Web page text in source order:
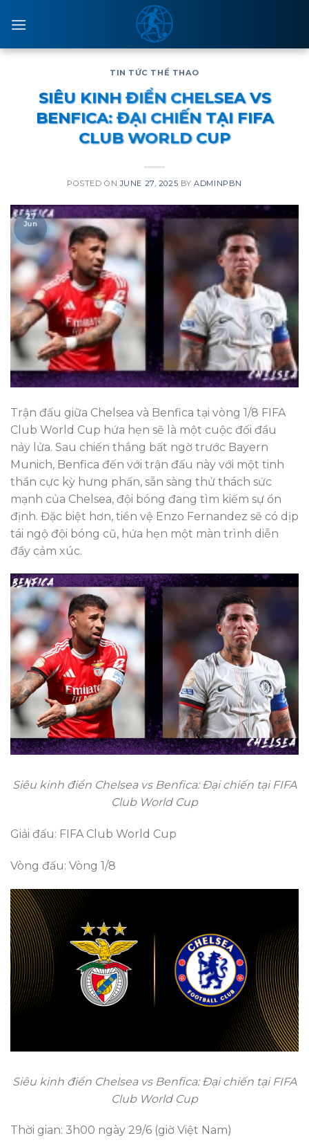
TIN TỨC THỂ THAO
SIÊU KINH ĐIỂN CHELSEA VS
BENFICA: ĐẠI CHIẾN TẠI FIFA
CLUB WORLD CUP
POSTED ONJUNE 27, 2025 BYADMINPBN
27
Jun
Trận đấu giữa Chelsea và Benfica tại vòng 1/8 FIFA
Club World Cup hứa hẹn sẽ là một cuộc đối đầu
nảy lửa. Sau chiến thắng bất ngờ trước Bayern
Munich, Benfica đến với trận đấu này với một tinh
thần cực kỳ hưng phấn, sẵn sàng thử thách sức
mạnh của Chelsea, đội bóng đang tìm kiếm sự ổn
định. Đặc biệt hơn, tiền vệ Enzo Fernandez sẽ có dịp
tái ngộ đội bóng cũ, hứa hẹn một màn trình diễn
đầy cảm xúc.
Siêu kinh điển Chelsea vs Benfica: Đại chiến tại FIFA
Club World Cup
Giải đấu: FIFA Club World Cup
Vòng đấu: Vòng 1/8
Siêu kinh điển Chelsea vs Benfica: Đại chiến tại FIFA
Club World Cup
Thời gian: 3h00 ngày 29/6 (giờ Việt Nam)